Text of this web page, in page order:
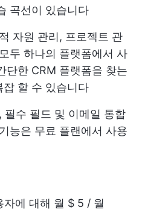
곡선이 있습니다
자원 관리, 프로젝트 관
두 하나의 플랫폼에서 사
단한 CRM 플랫폼을 찾는
할 수 있습니다
필수 필드 및 이메일 통합
능은 무료 플랜에서 사용
자에 대해 월 $ 5 / 월